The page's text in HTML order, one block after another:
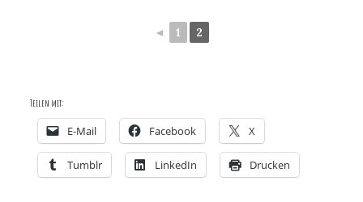
◄ 1 2
Teilen mit:
E-Mail Facebook X
Tumblr LinkedIn Drucken